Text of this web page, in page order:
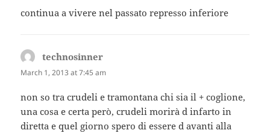
continua a vivere nel passato represso inferiore
technosinner
March 1, 2013 at 7:45 am
non so tra crudeli e tramontana chi sia il + coglione,
una cosa e certa però, crudeli morirà d infarto in
diretta e quel giorno spero di essere d avanti alla